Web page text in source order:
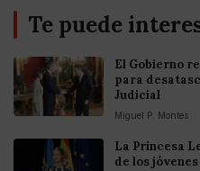
Te puede
El Gobierno
para
Judicial
Miguel P. Montes
La Princesa
de los